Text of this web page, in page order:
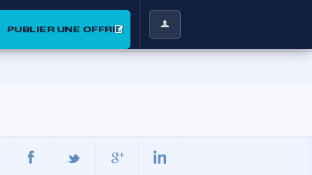
PUBLIER UNE OFFRE